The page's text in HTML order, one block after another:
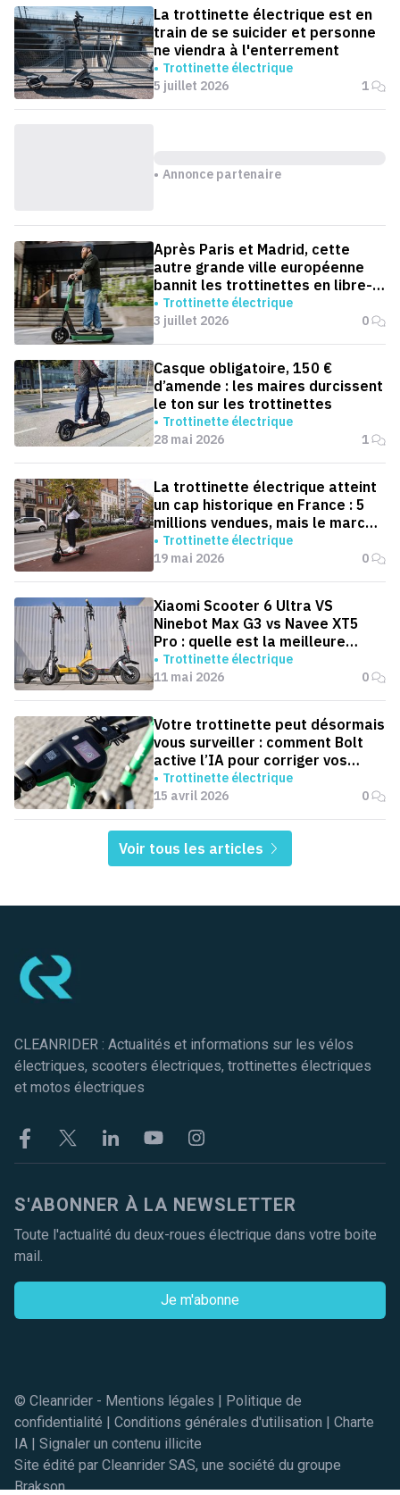
La trottinette électrique est en
train de se suicider et personne
ne viendra à l'enterrement
Trottinette électrique
5 juillet 2026
1
Annonce partenaire
Après Paris et Madrid, cette
autre grande ville européenne
bannit les trottinettes en libre-
service
Trottinette électrique
3 juillet 2026
0
Casque obligatoire, 150 €
d’amende : les maires durcissent
le ton sur les trottinettes
Trottinette électrique
28 mai 2026
1
La trottinette électrique atteint
un cap historique en France : 5
millions vendues, mais le marché
ralentit
Trottinette électrique
19 mai 2026
0
Xiaomi Scooter 6 Ultra VS
Ninebot Max G3 vs Navee XT5
Pro : quelle est la meilleure
trottinette pour aller au boulot ?
Trottinette électrique
11 mai 2026
0
Votre trottinette peut désormais
vous surveiller : comment Bolt
active l’IA pour corriger vos
trajets
Trottinette électrique
15 avril 2026
0
Voir tous les articles
CLEANRIDER : Actualités et informations sur les vélos
électriques, scooters électriques, trottinettes électriques
et motos électriques
FacebookTwitter LinkekinYoutubeInstagram
S'ABONNER À LA NEWSLETTER
Toute l'actualité du deux-roues électrique dans votre boite
mail.
Je m'abonne
© Cleanrider - Mentions légales | Politique de
confidentialité | Conditions générales d'utilisation | Charte
IA | Signaler un contenu illicite
Site édité par Cleanrider SAS, une société du groupe
Brakson